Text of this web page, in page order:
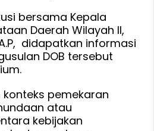
bersama Kepala
Daerah Wilayah II,
didapatkan informasi
DOB tersebut
pemekaran
atau
kebijakan